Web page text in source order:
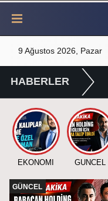
9 Ağustos 2026, Pazar
HABERLER
EKONOMİ GÜNCEL
GÜNCEL